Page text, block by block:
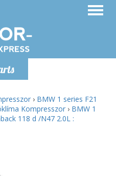
› BMW 1 series F21
Kompresszor › BMW 1
118 d /N47 2.0L :